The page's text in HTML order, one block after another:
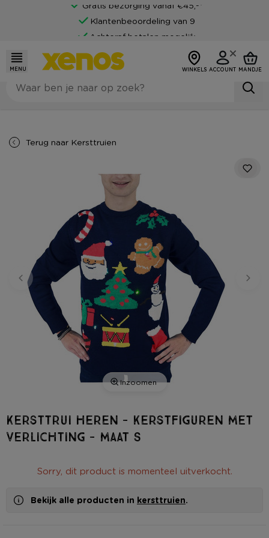
Gratis bezorging vanaf €45,-*
Klantenbeoordeling van 9
Achteraf betalen mogelijk
MENU WINKELS ACCOUNT MANDJE
Terug naar Kersttruien
Inzoomen
Kersttrui heren - kerstfiguren met
verlichting - maat S
Sorry, dit product is momenteel uitverkocht.
Bekijk alle producten in kersttruien.